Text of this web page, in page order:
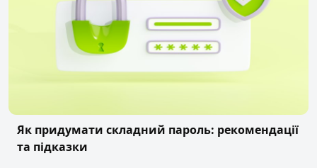
Як придумати складний пароль: рекомендації
та підказки